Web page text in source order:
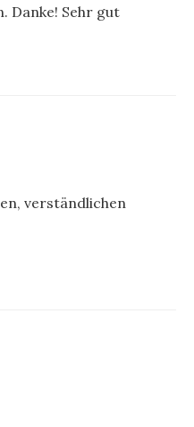
Danke! Sehr gut
verständlichen